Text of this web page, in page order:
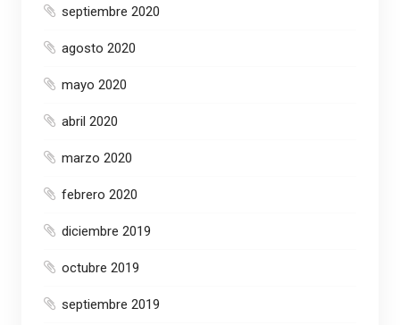
septiembre 2020
agosto 2020
mayo 2020
abril 2020
marzo 2020
febrero 2020
diciembre 2019
octubre 2019
septiembre 2019